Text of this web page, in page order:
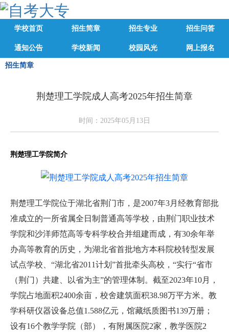
学校首页 招生简章 招生专业 招生问答
通知公告 学校新闻 校园风光 网上报名
招生简章
荆楚理工学院成人高考2025年招生简章
时间：2025年05月13日
荆楚理工学院简介
荆楚理工学院位于湖北省荆门市，是2007年3月经教育部批
准成立的一所省属全日制普通高等学校，由荆门职业技术
学院和沙洋师范高等专科学校合并组建而成，有30余年举
办高等教育的历史，为湖北省首批地方本科院校转型发展
试点学校、“湖北省2011计划”首批牵头高校，“实行“省市
（荆门）共建、以省为主”的管理体制。 截至2023年10月，
学院占地面积2400余亩，校舍建筑面积38.98万平方米。教
学科研仪器设备总值1.588亿元，馆藏纸质图书139万册；
设有16个教学学院（部），有附属医院2家，教学医院2